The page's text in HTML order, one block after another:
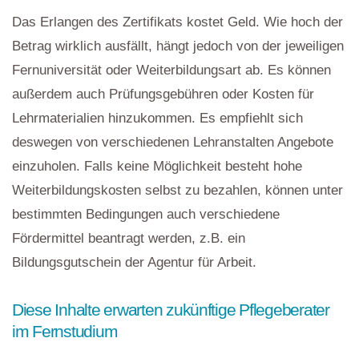
Das Erlangen des Zertifikats kostet Geld. Wie hoch der
Betrag wirklich ausfällt, hängt jedoch von der jeweiligen
Fernuniversität oder Weiterbildungsart ab. Es können
außerdem auch Prüfungsgebühren oder Kosten für
Lehrmaterialien hinzukommen. Es empfiehlt sich
deswegen von verschiedenen Lehranstalten Angebote
einzuholen. Falls keine Möglichkeit besteht hohe
Weiterbildungskosten selbst zu bezahlen, können unter
bestimmten Bedingungen auch verschiedene
Fördermittel beantragt werden, z.B. ein
Bildungsgutschein der Agentur für Arbeit.
Diese Inhalte erwarten zukünftige Pflegeberater
im Fernstudium